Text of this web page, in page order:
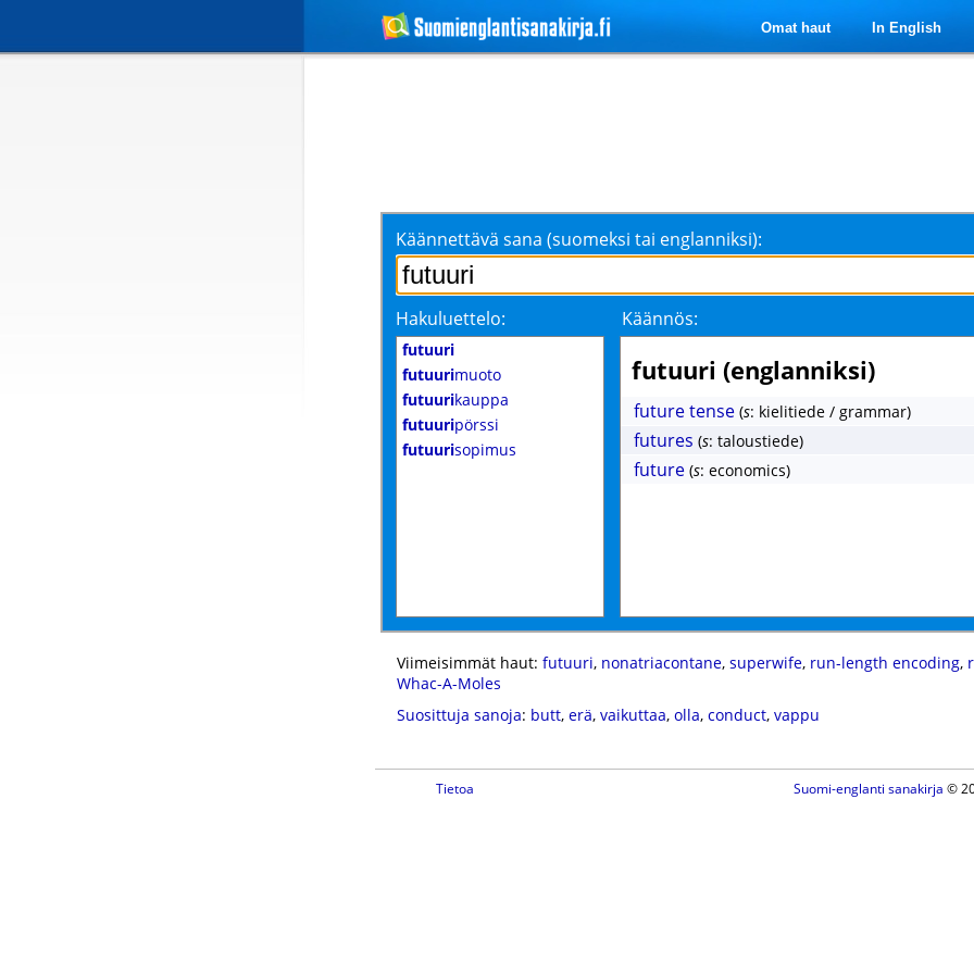
Omat haut In English
Käännettävä sana (suomeksi tai englanniksi):
Hakuluettelo: Käännös:
futuuri
futuurimuoto
futuurikauppa
futuuripörssi
futuurisopimus
futuuri (englanniksi)
future tense (s: kielitiede / grammar)
futures (s: taloustiede)
future (s: economics)
Viimeisimmät haut: futuuri, nonatriacontane, superwife, run-length encoding,
Whac-A-Moles
Suosittuja sanoja: butt, erä, vaikuttaa, olla, conduct, vappu
Tietoa Suomi-englanti sanakirja ©